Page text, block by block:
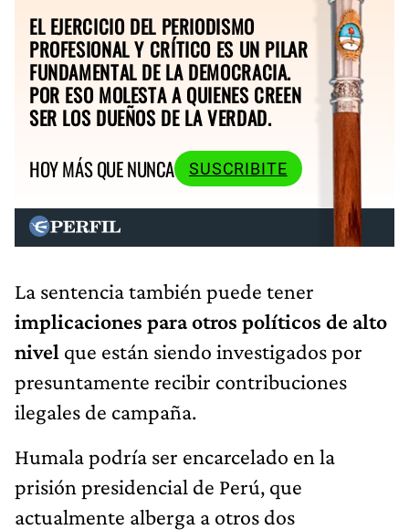
EL EJERCICIO DEL PERIODISMO
PROFESIONAL Y CRÍTICO ES UN PILAR
FUNDAMENTAL DE LA DEMOCRACIA.
POR ESO MOLESTA A QUIENES CREEN
SER LOS DUEÑOS DE LA VERDAD.
HOY MÁS QUE NUNCA
SUSCRIBITE
La sentencia también puede tener
implicaciones para otros políticos de alto
nivel que están siendo investigados por
presuntamente recibir contribuciones
ilegales de campaña.
Humala podría ser encarcelado en la
prisión presidencial de Perú, que
actualmente alberga a otros dos